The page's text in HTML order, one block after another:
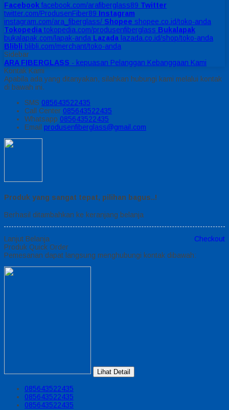
Facebook facebook.com/arafiberglass89 Twitter
twitter.com/ProdusenFiber89 Instagram
instagram.com/ara_fiberglass/ Shopee shopee.co.id/toko-anda
Tokopedia tokopedia.com/produsenfiberglass Bukalapak
bukalapak.com/lapak-anda Lazada lazada.co.id/shop/toko-anda
Blibli blibli.com/merchant/toko-anda
Sidebar
ARA FIBERGLASS - kepuasan Pelanggan Kebanggaan Kami
Kontak Kami
Apabila ada yang ditanyakan, silahkan hubungi kami melalui kontak
di bawah ini.
SMS 085643522435
Call Center 085643522435
Whatsapp 085643522435
Email produsenfiberglass@gmail.com
Produk yang sangat tepat, pilihan bagus..!
Berhasil ditambahkan ke keranjang belanja
Lanjut Belanja
Checkout
Produk Quick Order
Pemesanan dapat langsung menghubungi kontak dibawah:
Lihat Detail
085643522435
085643522435
085643522435